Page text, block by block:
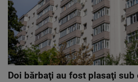
Doi bărbaţi au fost plasaţi